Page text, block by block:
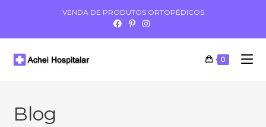
VENDA DE PRODUTOS ORTOPÉDICOS
0
Blog